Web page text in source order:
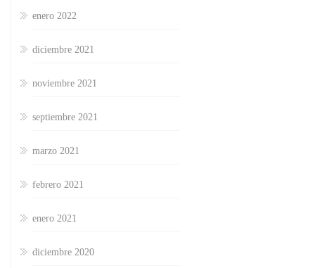
enero 2022
diciembre 2021
noviembre 2021
septiembre 2021
marzo 2021
febrero 2021
enero 2021
diciembre 2020